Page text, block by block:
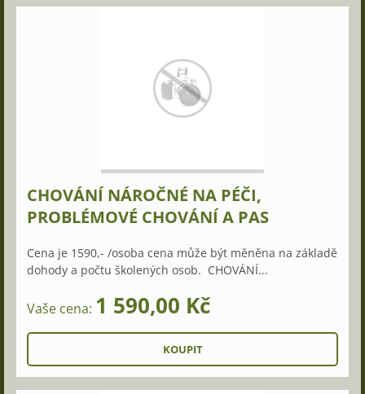
CHOVÁNÍ NÁROČNÉ NA PÉČI,
PROBLÉMOVÉ CHOVÁNÍ A PAS
Cena je 1590,- /osoba cena může být měněna na základě
dohody a počtu školených osob. CHOVÁNÍ...
Vaše cena: 1 590,00 Kč